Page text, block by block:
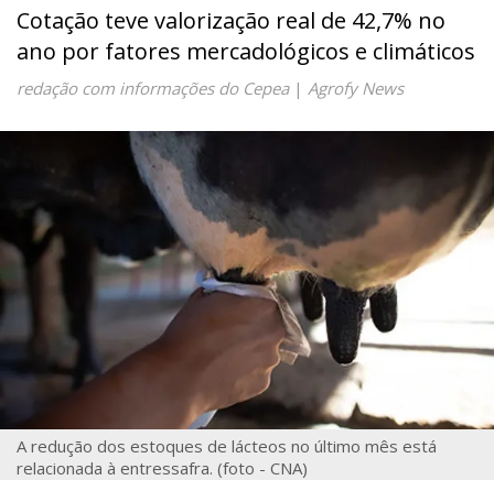
Cotação teve valorização real de 42,7% no
ano por fatores mercadológicos e climáticos
redação com informações do Cepea| Agrofy News
A redução dos estoques de lácteos no último mês está
relacionada à entressafra. (foto - CNA)